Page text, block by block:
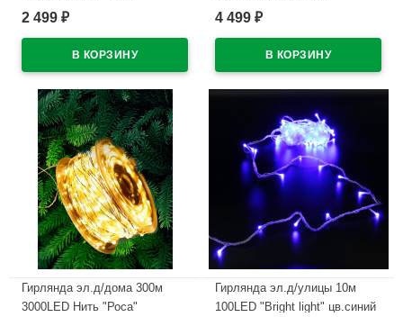
цв.теплый белый 8реж. IP44
2 499 ₽
цв.теплый белый 8реж. IP44
4 499 ₽
Гирлянда эл.д/дома 300м
3000LED Нить "Роса"
Гирлянда эл.д/улицы 10м
100LED "Bright light" цв.синий